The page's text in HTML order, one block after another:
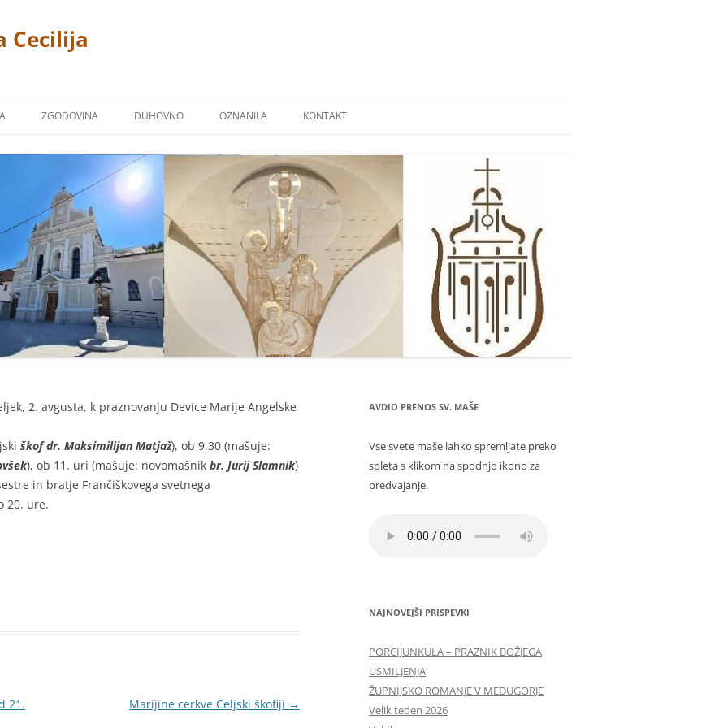
Cecilija
NA MIKLAVŠKEM
KAPUCINI
ZGODOVINA
KAPUCINSKI SAMOSTAN
FARNA KRONIKA
NAŠI ŽUPNIKI
DUHOVNO
ZAVETNIKI NAŠIH CERKVA
BLAGOSLOVI
NAŠI PRIPROŠNJIKI
MOLITVE
POSNETKI NEKATERIH PESMI
OZNANILA KONTAKT
2. avgusta, k praznovanju Device Marije Angelske
škof dr. Maksimilijan Matjaž), ob 9.30 (mašuje:
), ob 11. uri (mašuje: novomašnik br. Jurij Slamnik)
in bratje Frančiškovega svetnega
20. ure.
21.
Marijine cerkve Celjski škofiji →
AVDIO PRENOS SV. MAŠE
Vse svete maše lahko spremljate preko
spleta s klikom na spodnjo ikono za
predvajanje.
NAJNOVEJŠI PRISPEVKI
PORCIJUNKULA – PRAZNIK BOŽJEGA
USMILJENJA
ŽUPNIJSKO ROMANJE V MEĐUGORJE
Velik teden 2026